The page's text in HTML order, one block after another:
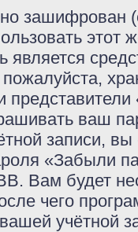
зашифрован
этот
является
ваш
записи,
«Забыли
Вам будет
чего
учётной